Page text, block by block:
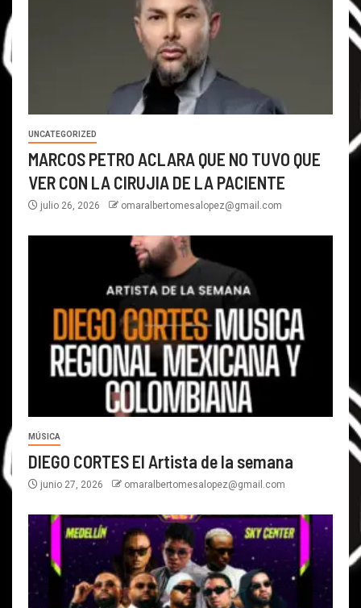
UNCATEGORIZED
MARCOS PETRO ACLARA QUE NO TUVO QUE
VER CON LA CIRUJIA DE LA PACIENTE
julio 26, 2026 omaralbertomesalopez@gmail.com
MÚSICA
DIEGO CORTES El Artista de la semana
junio 27, 2026 omaralbertomesalopez@gmail.com